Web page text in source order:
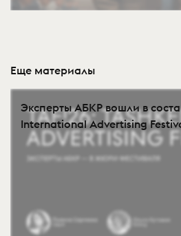
Еще материалы
Эксперты АБКР вошли в
International Advertising